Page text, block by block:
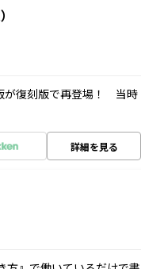
が復刻版で再登場！ 当時
詳細を見る